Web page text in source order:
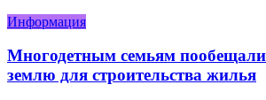
Информация
Многодетным семьям
землю для строительства жилья